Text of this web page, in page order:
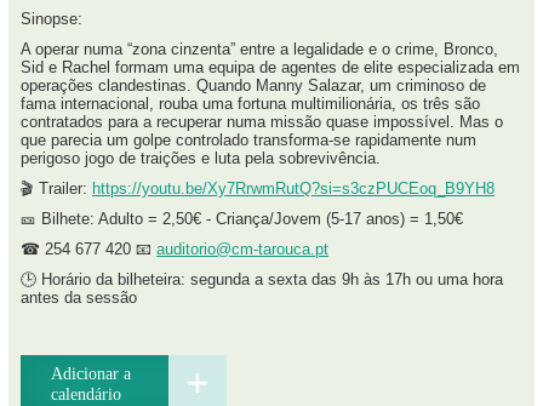
Sinopse:
A operar numa “zona cinzenta” entre a legalidade e o crime, Bronco,
Sid e Rachel formam uma equipa de agentes de elite especializada em
operações clandestinas. Quando Manny Salazar, um criminoso de
fama internacional, rouba uma fortuna multimilionária, os três são
contratados para a recuperar numa missão quase impossível. Mas o
que parecia um golpe controlado transforma-se rapidamente num
perigoso jogo de traições e luta pela sobrevivência.
🎬 Trailer: https://youtu.be/Xy7RrwmRutQ?si=s3czPUCEoq_B9YH8
🎫 Bilhete: Adulto = 2,50€ - Criança/Jovem (5-17 anos) = 1,50€
☎ 254 677 420 📧 auditorio@cm-tarouca.pt
🕒 Horário da bilheteira: segunda a sexta das 9h às 17h ou uma hora
antes da sessão
Adicionar a
calendário